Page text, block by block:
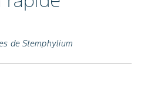
de Stemphylium